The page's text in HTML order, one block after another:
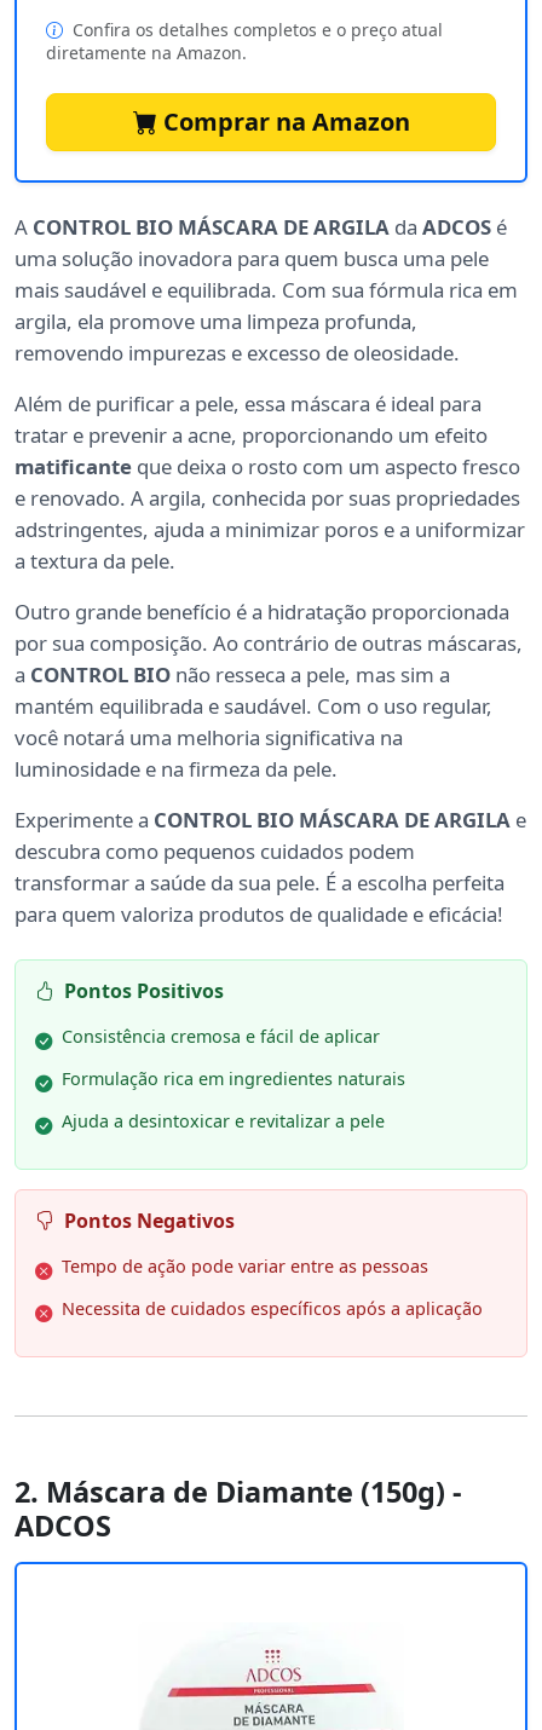
Confira os detalhes completos e o preço atual
diretamente na Amazon.
Comprar na Amazon
A CONTROL BIO MÁSCARA DE ARGILA da ADCOS é
uma solução inovadora para quem busca uma pele
mais saudável e equilibrada. Com sua fórmula rica em
argila, ela promove uma limpeza profunda,
removendo impurezas e excesso de oleosidade.
Além de purificar a pele, essa máscara é ideal para
tratar e prevenir a acne, proporcionando um efeito
matificante que deixa o rosto com um aspecto fresco
e renovado. A argila, conhecida por suas propriedades
adstringentes, ajuda a minimizar poros e a uniformizar
a textura da pele.
Outro grande benefício é a hidratação proporcionada
por sua composição. Ao contrário de outras máscaras,
a CONTROL BIO não resseca a pele, mas sim a
mantém equilibrada e saudável. Com o uso regular,
você notará uma melhoria significativa na
luminosidade e na firmeza da pele.
Experimente a CONTROL BIO MÁSCARA DE ARGILA e
descubra como pequenos cuidados podem
transformar a saúde da sua pele. É a escolha perfeita
para quem valoriza produtos de qualidade e eficácia!
Pontos Positivos
Consistência cremosa e fácil de aplicar
Formulação rica em ingredientes naturais
Ajuda a desintoxicar e revitalizar a pele
Pontos Negativos
Tempo de ação pode variar entre as pessoas
Necessita de cuidados específicos após a aplicação
2. Máscara de Diamante (150g) -
ADCOS